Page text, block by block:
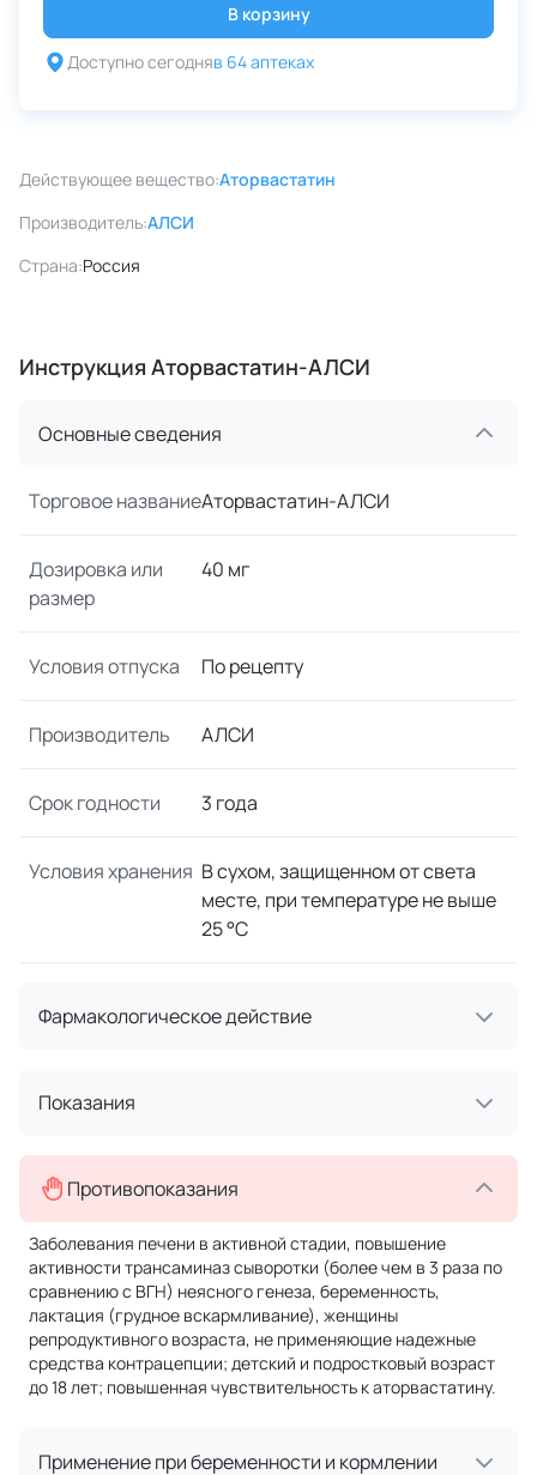
В корзину
Доступно сегодняв 64 аптеках
Действующее вещество:Аторвастатин
Производитель:АЛСИ
Страна:Россия
Инструкция Аторвастатин-АЛСИ
Основные сведения
Торговое названиеАторвастатин-АЛСИ
Дозировка или
размер
40 мг
Условия отпуска По рецепту
Производитель АЛСИ
Срок годности 3 года
Условия хранения В сухом, защищенном от света
месте, при температуре не выше
25 °C
Фармакологическое действие
Показания
Противопоказания
Заболевания печени в активной стадии, повышение
активности трансаминаз сыворотки (более чем в 3 раза по
сравнению с ВГН) неясного генеза, беременность,
лактация (грудное вскармливание), женщины
репродуктивного возраста, не применяющие надежные
средства контрацепции; детский и подростковый возраст
до 18 лет; повышенная чувствительность к аторвастатину.
Применение при беременности и кормлении